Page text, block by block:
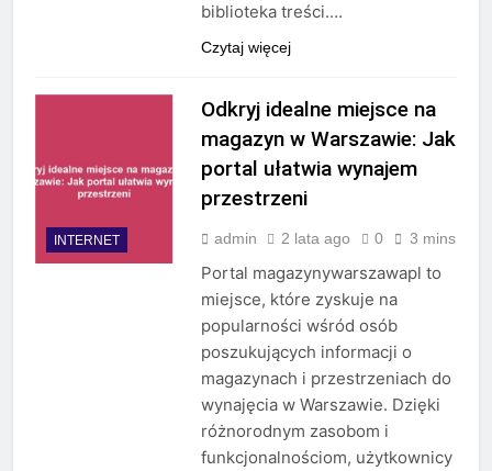
biblioteka treści….
Czytaj więcej
INTERNET
Odkryj idealne miejsce na
magazyn w Warszawie: Jak
portal ułatwia wynajem
przestrzeni
admin 2 lata ago 0 3 mins
Portal magazynywarszawapl to
miejsce, które zyskuje na
popularności wśród osób
poszukujących informacji o
magazynach i przestrzeniach do
wynajęcia w Warszawie. Dzięki
różnorodnym zasobom i
funkcjonalnościom, użytkownicy